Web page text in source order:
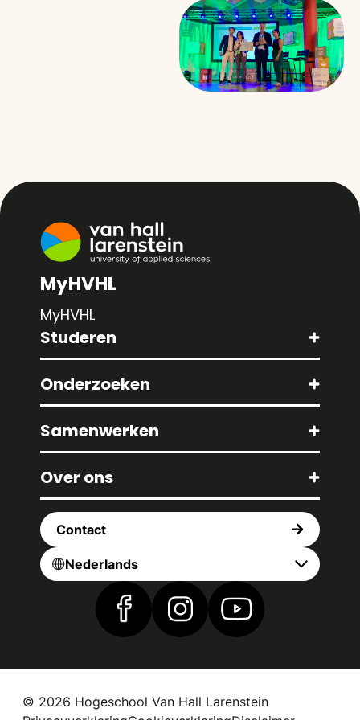
MyHVHL
MyHVHL
Studeren
Onderzoeken
Samenwerken
Over ons
Contact
Nederlands
Vind ons op Facebook
Vind ons op Instagram
Vind ons op
© 2026 Hogeschool Van Hall Larenstein